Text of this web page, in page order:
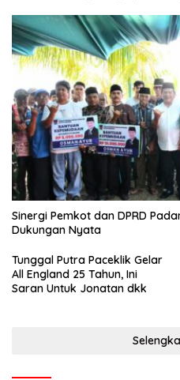
Sinergi Pemkot dan DPRD
Dukungan Nyata
Tunggal Putra Paceklik Gelar
All England 25 Tahun, Ini
Saran Untuk Jonatan dkk